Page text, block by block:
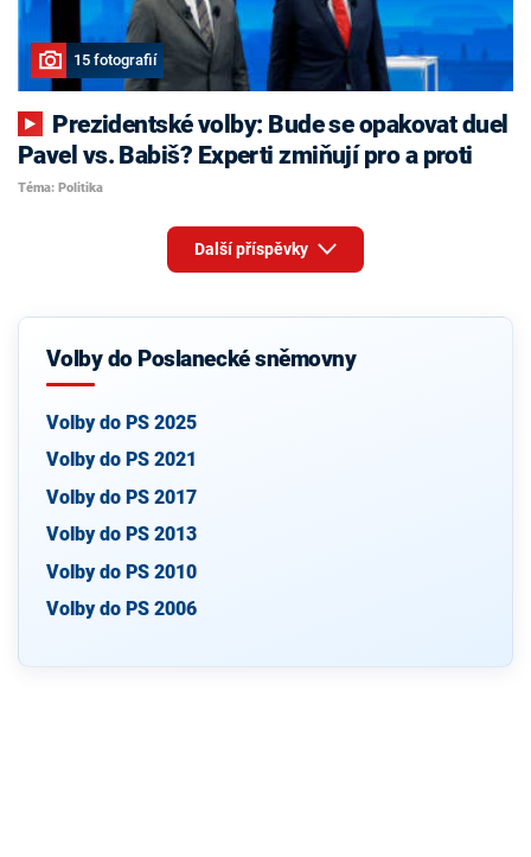
15 fotografií
Pavel vs. Babiš? Experti zmiňují pro a proti
Téma: Politika
Další příspěvky
Volby do Poslanecké sněmovny
Volby do PS 2025
Volby do PS 2021
Volby do PS 2017
Volby do PS 2013
Volby do PS 2010
Volby do PS 2006